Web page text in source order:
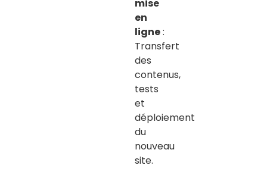
mise
en
ligne:
Transfert
des
contenus,
tests
et
déploiement
du
nouveau
site.